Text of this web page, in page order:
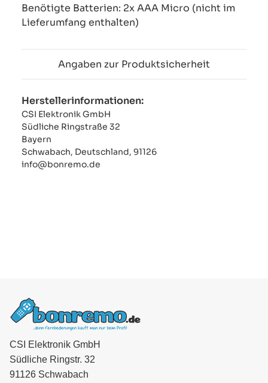
Benötigte Batterien: 2x AAA Micro (nicht im
Lieferumfang enthalten)
Angaben zur Produktsicherheit
Herstellerinformationen:
CSI Elektronik GmbH
Südliche Ringstraße 32
Bayern
Schwabach, Deutschland, 91126
info@bonremo.de
CSI Elektronik GmbH
Südliche Ringstr. 32
91126 Schwabach